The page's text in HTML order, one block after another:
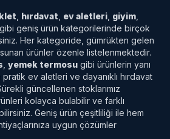
hırdavat ev aletleri giyim
gibi geniş ürün kategorilerinde birçok
Her kategoride, gümrükten gelen
ürünler özenle listelenmektedir.
yemek termosu gibi ürünlerin yanı
pratik ev aletleri ve dayanıklı hırdavat
güncellenen stoklarımız
kolayca bulabilir ve farklı
Geniş ürün çeşitliliği ile hem
uygun çözümler